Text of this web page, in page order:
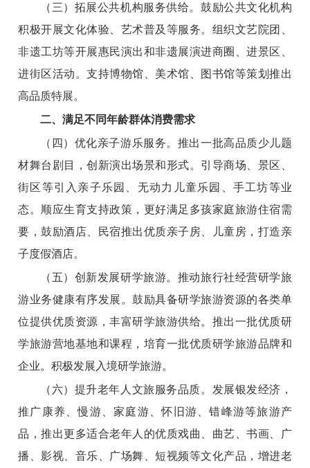
（三）拓展公共机构服务供给。 鼓励公共文化机构
积极开展文化体验、艺术普及等服务。组织文艺院团、
非遗工坊等开展惠民演出和非遗展演进商圈、进景区、
进街区活动。支持博物馆、美术馆、图书馆等策划推出
高品质特展。
二、满足不同年龄群体消费需求
（四）优化亲子游乐服务。 推出一批高品质少儿题
材舞台剧目，创新演出场景和形式。引导商场、景区、
街区等引入亲子乐园、无动力儿童乐园、手工坊等业
态。顺应生育支持政策，更好满足多孩家庭旅游住宿需
要，鼓励酒店、民宿推出优质亲子房、儿童房，打造亲
子度假酒店。
（五）创新发展研学旅游。 推动旅行社经营研学旅
游业务健康有序发展。鼓励具备研学旅游资源的各类单
位提供优质资源，丰富研学旅游供给。推出一批优质研
学旅游营地基地和课程，培育一批优质研学旅游品牌和
企业。积极发展入境研学旅游。
（六）提升老年人文旅服务品质。 发展银发经济，
推广康养、慢游、家庭游、怀旧游、错峰游等旅游产
品，推出更多适合老年人的优质戏曲、曲艺、书画、广
播、影视、音乐、广场舞、短视频等文化产品，增进老